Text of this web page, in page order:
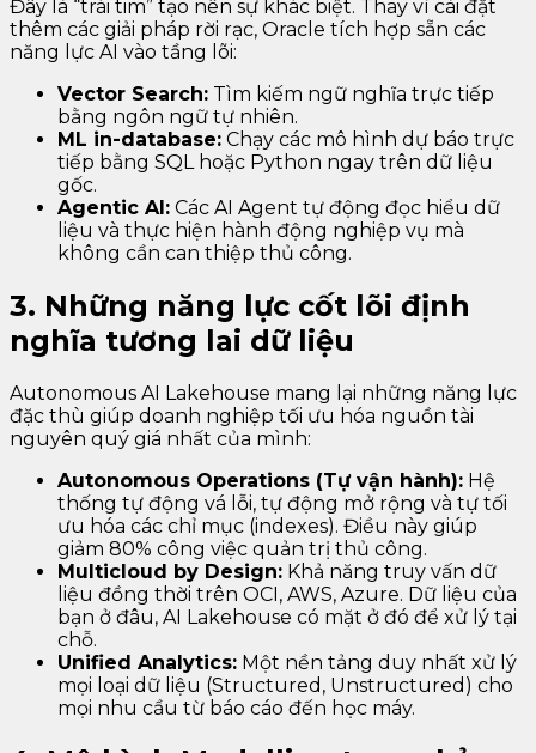
Đây là “trái tim” tạo nên sự khác biệt. Thay vì cài đặt
thêm các giải pháp rời rạc, Oracle tích hợp sẵn các
năng lực AI vào tầng lõi:
Vector Search: Tìm kiếm ngữ nghĩa trực tiếp
bằng ngôn ngữ tự nhiên.
ML in-database: Chạy các mô hình dự báo trực
tiếp bằng SQL hoặc Python ngay trên dữ liệu
gốc.
Agentic AI: Các AI Agent tự động đọc hiểu dữ
liệu và thực hiện hành động nghiệp vụ mà
không cần can thiệp thủ công.
3. Những năng lực cốt lõi định
nghĩa tương lai dữ liệu
Autonomous AI Lakehouse mang lại những năng lực
đặc thù giúp doanh nghiệp tối ưu hóa nguồn tài
nguyên quý giá nhất của mình:
Autonomous Operations (Tự vận hành): Hệ
thống tự động vá lỗi, tự động mở rộng và tự tối
ưu hóa các chỉ mục (indexes). Điều này giúp
giảm 80% công việc quản trị thủ công.
Multicloud by Design: Khả năng truy vấn dữ
liệu đồng thời trên OCI, AWS, Azure. Dữ liệu của
bạn ở đâu, AI Lakehouse có mặt ở đó để xử lý tại
chỗ.
Unified Analytics: Một nền tảng duy nhất xử lý
mọi loại dữ liệu (Structured, Unstructured) cho
mọi nhu cầu từ báo cáo đến học máy.